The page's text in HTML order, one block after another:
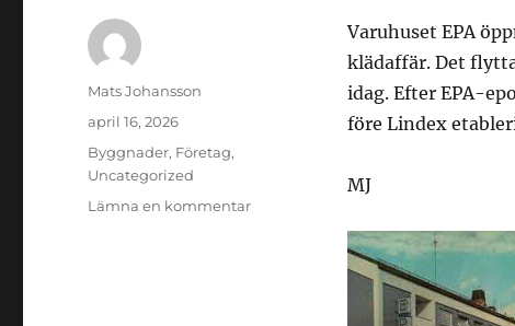
Varuhuset EPA
klädaffär. Det
idag. Efter EPA-
före Lindex
MJ
Författare
Mats Johansson
Publicerat
april 16, 2026
Kategorier
Byggnader, Företag,
Uncategorized
Lämna en kommentartill